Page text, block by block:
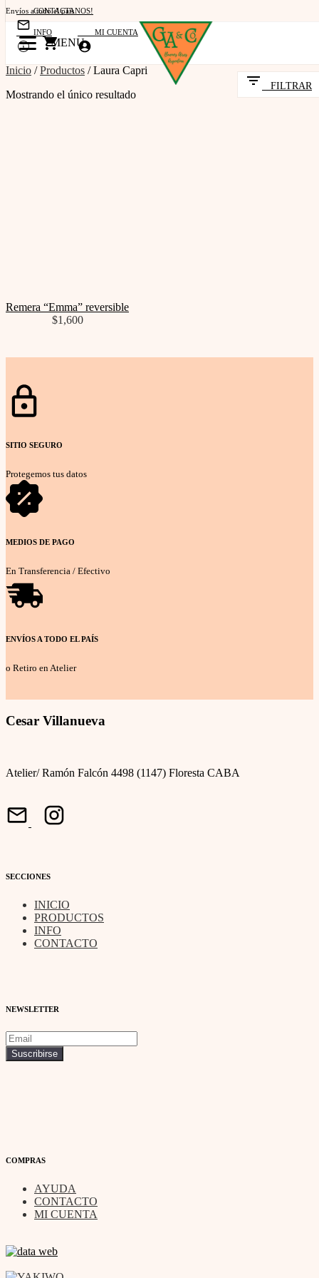
CONTACTANOS!
INFO MI CUENTA
Envíos a todo el país
Retiro por Atelier
Transferencia bancaria y efectivo
MENU
FILTRAR
Inicio /Productos /Laura Capri
Mostrando el único resultado
Seleccionar opciones
Remera “Emma” reversible
$1,600
SITIO SEGURO
Protegemos tus datos
MEDIOS DE PAGO
En Transferencia / Efectivo
ENVÍOS A TODO EL PAÍS
o Retiro en Atelier
Cesar Villanueva
Atelier/ Ramón Falcón 4498 (1147) Floresta CABA
SECCIONES
INICIO
PRODUCTOS
INFO
CONTACTO
NEWSLETTER
COMPRAS
AYUDA
CONTACTO
MI CUENTA